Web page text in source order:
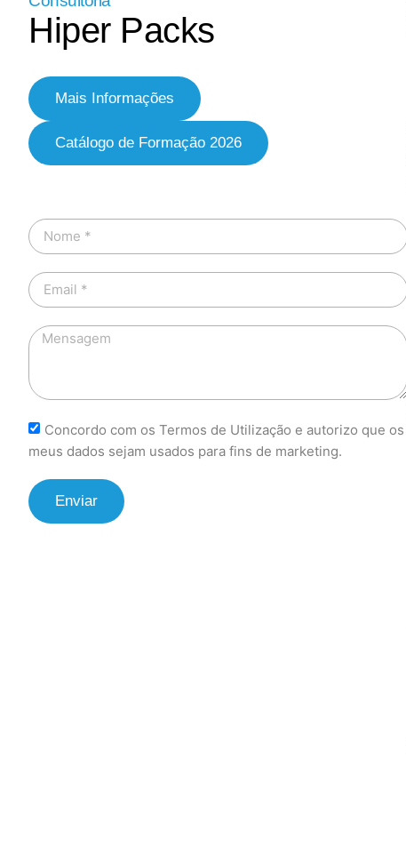
Hiper Packs
Mais Informações
Catálogo de Formação 2026
Concordo com os Termos de Utilização e autorizo que os
meus dados sejam usados para fins de marketing.
Enviar